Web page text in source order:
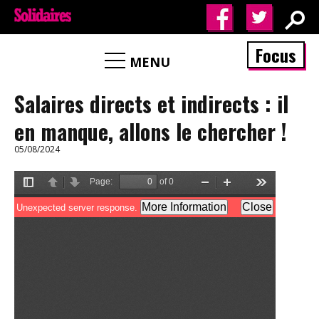
MENU Focus
Salaires directs et indirects : il
en manque, allons le chercher !
05/08/2024